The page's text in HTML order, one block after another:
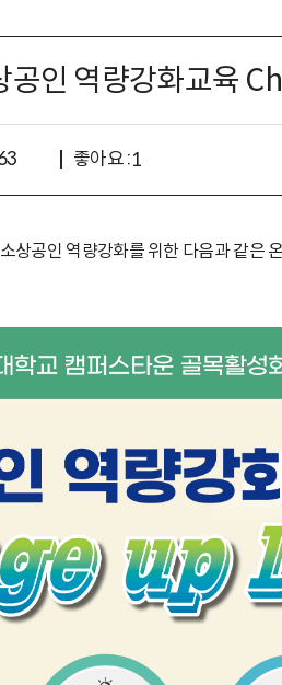
공인 역량강화교육
좋아요 :1
상공인 역량강화를 위한 다음과 같은